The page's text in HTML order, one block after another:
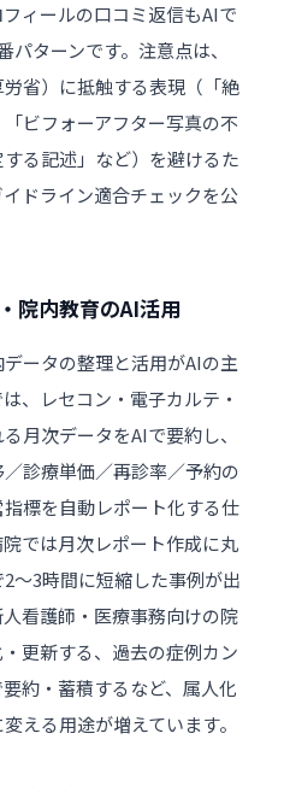
ィールの口コミ返信もAIで
ターンです。注意点は、
省）に抵触する表現（「絶
ビフォーアフター写真の不
る記述」など）を避けるた
ドライン適合チェックを公
院内教育のAI活用
ータの整理と活用がAIの主
、レセコン・電子カルテ・
月次データをAIで要約し、
／診療単価／再診率／予約の
標を自動レポート化する仕
では月次レポート作成に丸
〜3時間に短縮した事例が出
看護師・医療事務向けの院
更新する、過去の症例カン
約・蓄積するなど、属人化
える用途が増えています。